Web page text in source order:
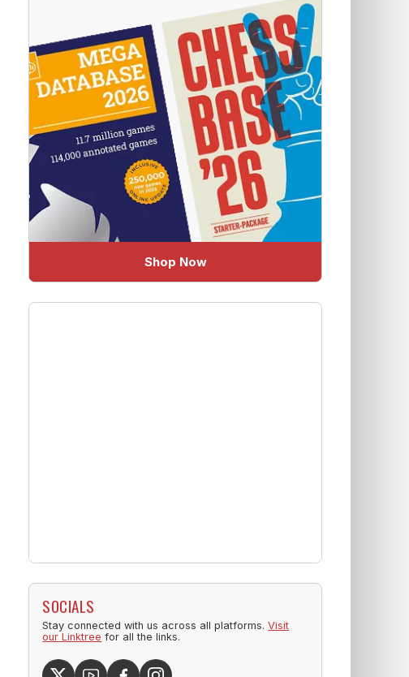
Shop Now
SOCIALS
Stay connected with us across all platforms.Visit
our Linktree for all the links.